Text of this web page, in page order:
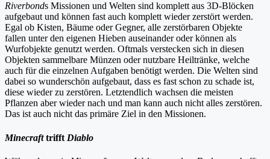
Riverbonds Missionen und Welten sind komplett aus 3D-Blöcken
aufgebaut und können fast auch komplett wieder zerstört werden.
Egal ob Kisten, Bäume oder Gegner, alle zerstörbaren Objekte
fallen unter den eigenen Hieben auseinander oder können als
Wurfobjekte genutzt werden. Oftmals verstecken sich in diesen
Objekten sammelbare Münzen oder nutzbare Heiltränke, welche
auch für die einzelnen Aufgaben benötigt werden. Die Welten sind
dabei so wunderschön aufgebaut, dass es fast schon zu schade ist,
diese wieder zu zerstören. Letztendlich wachsen die meisten
Pflanzen aber wieder nach und man kann auch nicht alles zerstören.
Das ist auch nicht das primäre Ziel in den Missionen.
Minecrafttrifft Diablo